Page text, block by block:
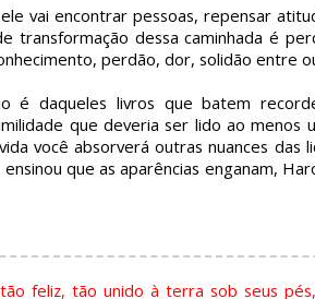
vai encontrar pessoas, repensar
transformação dessa caminhada é
perdão, dor, solidão entre
é daqueles livros que batem
que deveria ser lido ao menos
você absorverá outras nuances das
que as aparências enganam,
feliz, tão unido à terra sob seus